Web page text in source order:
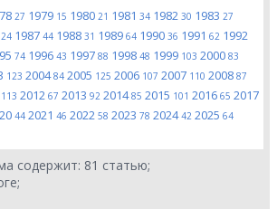
27 1979 15 1980 21 1981 34 1982 30 1983 27
24 1987 44 1988 31 1989 64 1990 36 1991 62 1992
74 1996 43 1997 88 1998 48 1999 103 2000 83
123 200484 2005 125 2006 107 2007 110 2008 87
113 2012 67 2013 92 201485 2015 101 2016 65 2017
44 2021 46 2022 58 2023 78 202442 2025 64
содержит: 81 статью;